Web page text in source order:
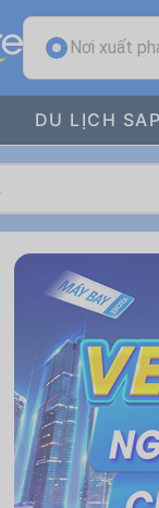
Nơi xuất
DU LỊCH